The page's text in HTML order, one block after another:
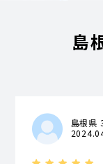
島
島根県